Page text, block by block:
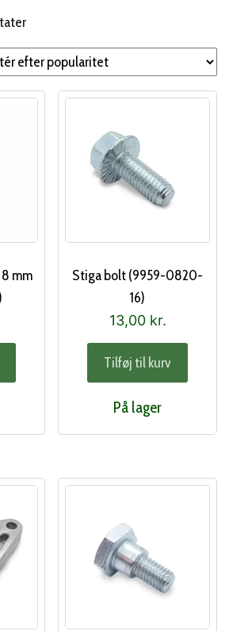
Sorteret
efter
popularitet
mm
Stiga bolt (9959-0820-
16)
13,00 kr.
Tilføj til kurv
På lager